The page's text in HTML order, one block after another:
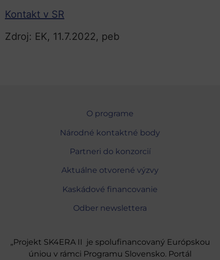
Kontakt v SR
Zdroj: EK, 11.7.2022, peb
O programe
Národné kontaktné body
Partneri do konzorcií
Aktuálne otvorené výzvy
Kaskádové financovanie
Odber newslettera
„Projekt SK4ERA II je spolufinancovaný Európskou
úniou v rámci Programu Slovensko. Portál